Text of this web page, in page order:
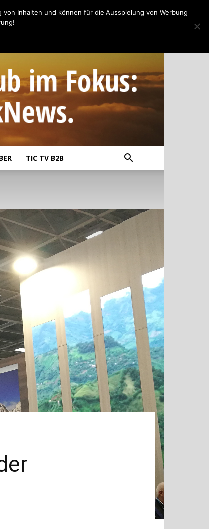
TIC TV B2B
Inhalten und können für die Ausspielung von Werbung